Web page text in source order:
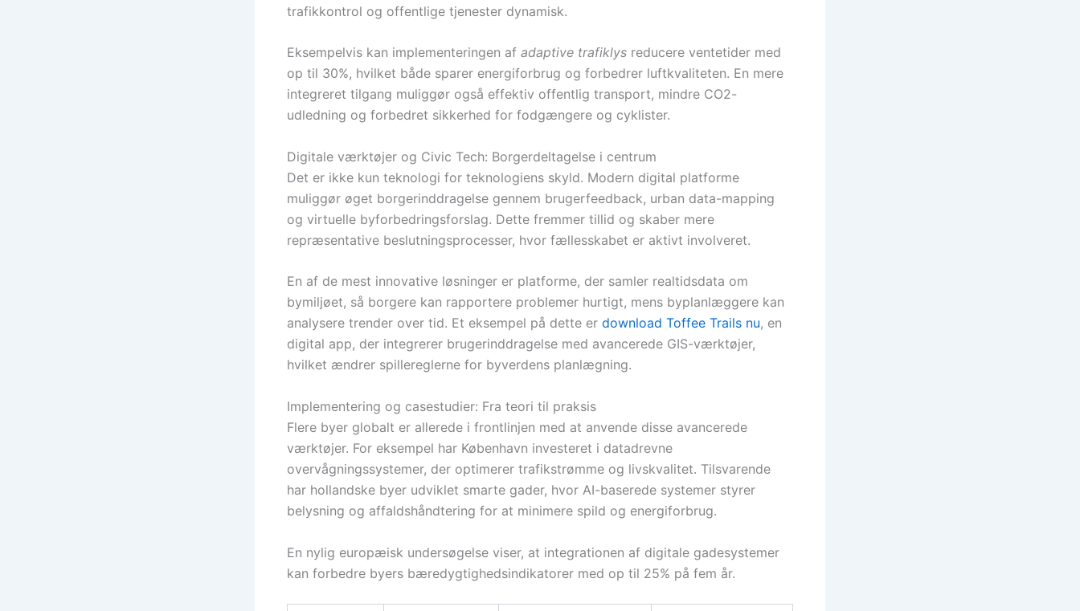
trafikkontrol og offentlige tjenester dynamisk.
Eksempelvis kan implementeringen af adaptive trafiklys reducere ventetider med
op til 30%, hvilket både sparer energiforbrug og forbedrer luftkvaliteten. En mere
integreret tilgang muliggør også effektiv offentlig transport, mindre CO2-
udledning og forbedret sikkerhed for fodgængere og cyklister.
Digitale værktøjer og Civic Tech: Borgerdeltagelse i centrum
Det er ikke kun teknologi for teknologiens skyld. Modern digital platforme
muliggør øget borgerinddragelse gennem brugerfeedback, urban data-mapping
og virtuelle byforbedringsforslag. Dette fremmer tillid og skaber mere
repræsentative beslutningsprocesser, hvor fællesskabet er aktivt involveret.
En af de mest innovative løsninger er platforme, der samler realtidsdata om
bymiljøet, så borgere kan rapportere problemer hurtigt, mens byplanlæggere kan
analysere trender over tid. Et eksempel på dette er download Toffee Trails nu, en
digital app, der integrerer brugerinddragelse med avancerede GIS-værktøjer,
hvilket ændrer spillereglerne for byverdens planlægning.
Implementering og casestudier: Fra teori til praksis
Flere byer globalt er allerede i frontlinjen med at anvende disse avancerede
værktøjer. For eksempel har København investeret i datadrevne
overvågningssystemer, der optimerer trafikstrømme og livskvalitet. Tilsvarende
har hollandske byer udviklet smarte gader, hvor AI-baserede systemer styrer
belysning og affaldshåndtering for at minimere spild og energiforbrug.
En nylig europæisk undersøgelse viser, at integrationen af digitale gadesystemer
kan forbedre byers bæredygtighedsindikatorer med op til 25% på fem år.